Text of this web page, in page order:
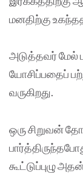
மனதிற்கு
அடுத்தவர் மேல்
யோசிப்பதைப்
வருகிறது.
ஒரு சிறுவன்
கூட்டுப்புழு